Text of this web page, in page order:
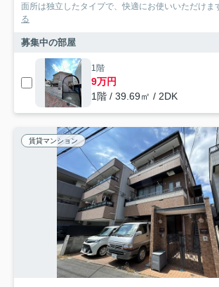
面所は独立したタイプで、快適にお使いいただけま
る
募集中の部屋
1階
9万円
1階 / 39.69㎡ / 2DK
賃貸マンション